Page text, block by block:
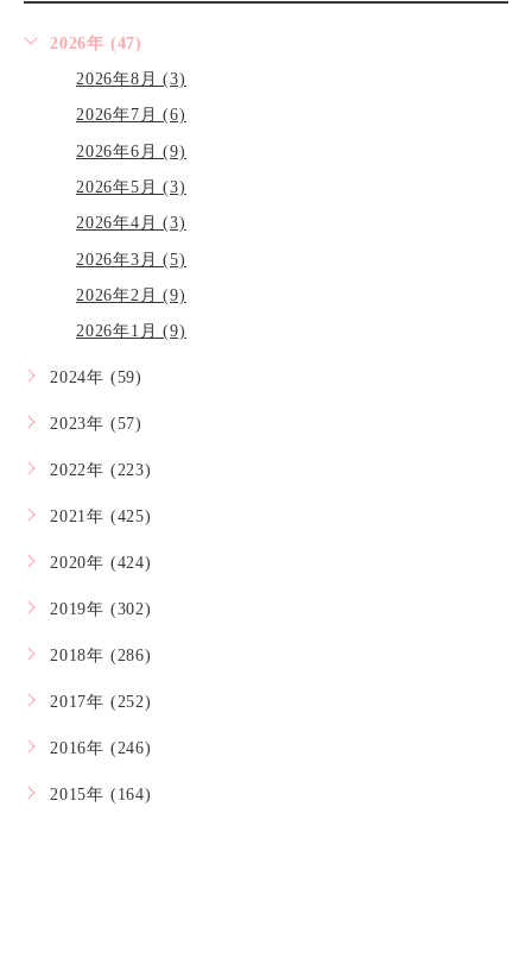
2026年 (47)
2026年8月 (3)
2026年7月 (6)
2026年6月 (9)
2026年5月 (3)
2026年4月 (3)
2026年3月 (5)
2026年2月 (9)
2026年1月 (9)
2024年 (59)
2023年 (57)
2022年 (223)
2021年 (425)
2020年 (424)
2019年 (302)
2018年 (286)
2017年 (252)
2016年 (246)
2015年 (164)